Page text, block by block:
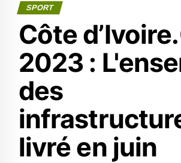
SPORT
Côte
2023 :
des
livré en juin